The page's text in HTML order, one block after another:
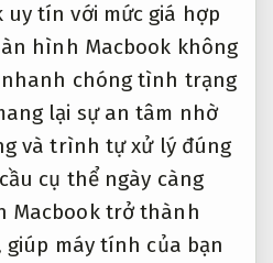
tín với mức giá hợp
hình Macbook không
chóng tình trạng
lại sự an tâm nhờ
và trình tự xử lý đúng
cụ thể ngày càng
Macbook trở thành
giúp máy tính của bạn